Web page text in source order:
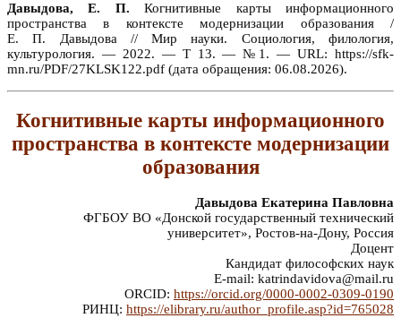
Давыдова, Е. П. Когнитивные карты информационного
пространства в контексте модернизации образования /
Е. П. Давыдова // Мир науки. Социология, филология,
культурология. — 2022. — Т 13. — №1. — URL: https://sfk-
mn.ru/PDF/27KLSK122.pdf (дата обращения: 06.08.2026).
Когнитивные карты информационного
пространства в контексте модернизации
образования
Давыдова Екатерина Павловна
ФГБОУ ВО «Донской государственный технический
университет», Ростов-на-Дону, Россия
Доцент
Кандидат философских наук
E-mail: katrindavidova@mail.ru
ORCID: https://orcid.org/0000-0002-0309-0190
РИНЦ: https://elibrary.ru/author_profile.asp?id=765028